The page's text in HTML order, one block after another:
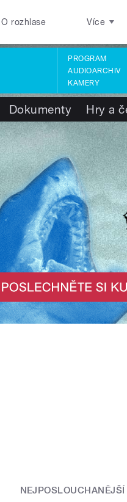
O rozhlase Více
PROGRAM
AUDIOARCHIV
KAMERY
Dokumenty Hry a
NEJPOSLOUCHANĚJŠÍ